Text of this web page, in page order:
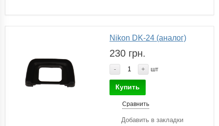
Nikon DK-24 (аналог)
230 грн.
- + шт
Купить
Сравнить
Добавить в закладки